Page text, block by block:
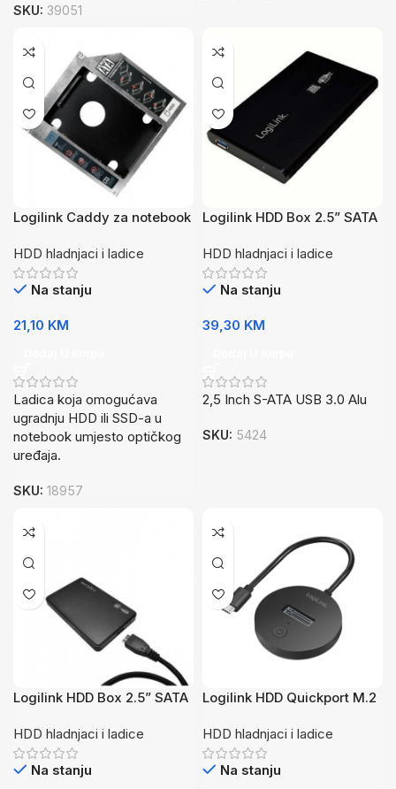
SKU: 39051
Logilink Caddy za notebook
AD0016
HDD hladnjaci i ladice
Na stanju
21,10 KM
Ladica koja omogućava
ugradnju HDD ili SSD-a u
notebook umjesto optičkog
uređaja.
SKU: 18957
Logilink HDD Box 2.5” SATA
HDD hladnjaci i ladice
Na stanju
39,30 KM
2,5 Inch S-ATA USB 3.0 Alu
SKU: 5424
Logilink HDD Box 2.5” SATA
HDD hladnjaci i ladice
Na stanju
Logilink HDD Quickport M.2
HDD hladnjaci i ladice
Na stanju